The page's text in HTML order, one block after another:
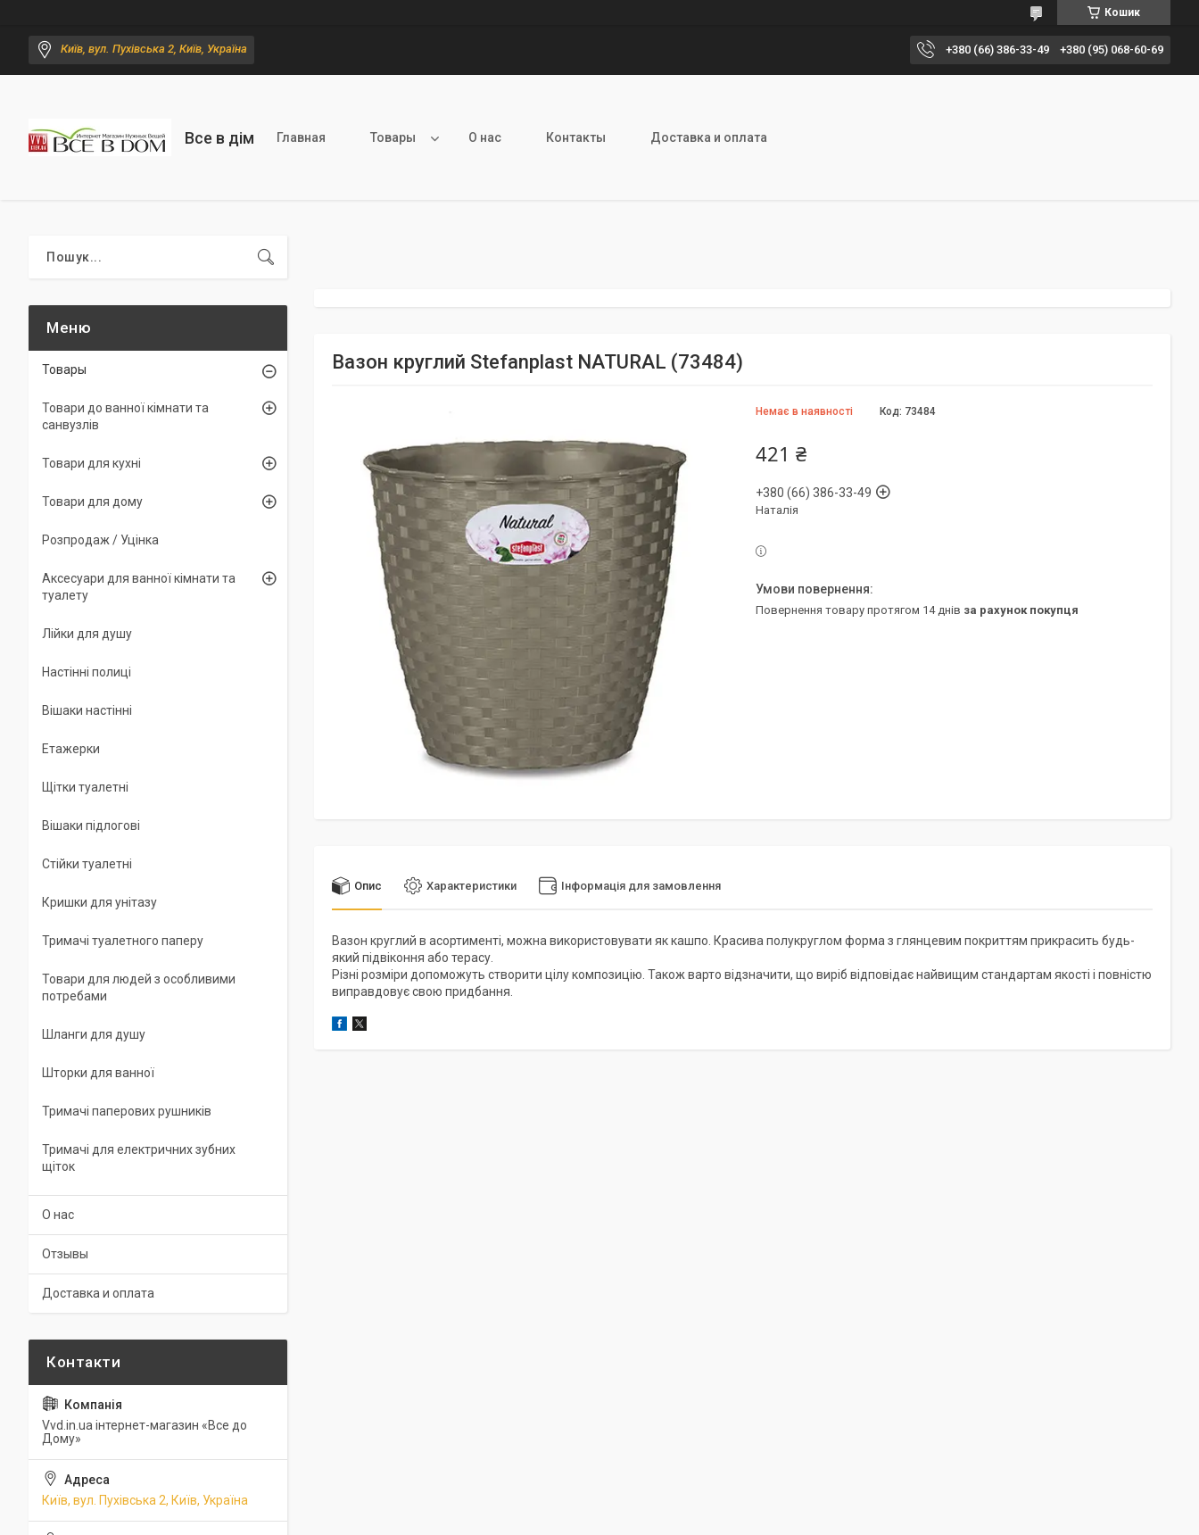
Кошик
Київ, вул. Пухівська 2, Київ, Україна +380 (66) 386-33-49 +380 (95) 068-60-69
Все в дім Главная Товары О нас Контакты Доставка и оплата
Вазон круглий Stefanplast NATURAL (73484)
Немає в наявності Код: 73484
421 ₴
+380 (66) 386-33-49
Наталія
повернення товару протягом 14 днів за рахунок покупця
Опис Характеристики Інформація для замовлення
Вазон круглий в асортименті, можна використовувати як кашпо. Красива полукруглом форма з глянцевим покриттям прикрасить будь-
який підвіконня або терасу.
Різні розміри допоможуть створити цілу композицію. Також варто відзначити, що виріб відповідає найвищим стандартам якості і повністю
виправдовує свою придбання.
Товары
Товари до ванної кімнати та
санвузлів
Товари для кухні
Товари для дому
Розпродаж / Уцінка
Аксесуари для ванної кімнати та
туалету
Лійки для душу
Настінні полиці
Вішаки настінні
Етажерки
Щітки туалетні
Вішаки підлогові
Стійки туалетні
Кришки для унітазу
Тримачі туалетного паперу
Товари для людей з особливими
потребами
Шланги для душу
Шторки для ванної
Тримачі паперових рушників
Тримачі для електричних зубних
щіток
О нас
Отзывы
Доставка и оплата
Vvd.in.ua інтернет-магазин «Все до
Дому»
Київ, вул. Пухівська 2, Київ, Україна